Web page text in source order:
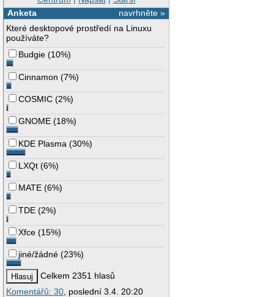
navrhněte »
Anketa
Které desktopové prostředí na Linuxu
používáte?
Budgie (10%)
Cinnamon (7%)
COSMIC (2%)
GNOME (18%)
KDE Plasma (30%)
LXQt (6%)
MATE (6%)
TDE (2%)
Xfce (15%)
jiné/žádné (23%)
Celkem 2351 hlasů
Komentářů: 30 , poslední 3.4. 20:20